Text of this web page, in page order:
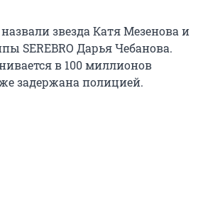
звезда Катя Мезенова и
SEREBRO Дарья Чебанова.
в 100 миллионов
задержана полицией.